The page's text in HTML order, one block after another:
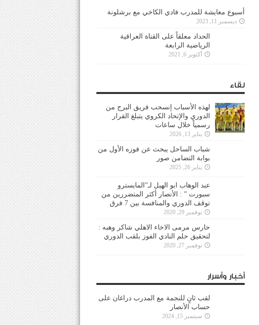
أسبوع معايشة للمدرب فادي الكاخي مع برشلونة
ديسمبر 11, 2023
الحداد معلقاً على القناة العراقية
الرياضية الرابعة
أكتوبر 6, 2021
لقاء
لهذه الأسباب إنسحب فريق البرج من
الدوري والإتحاد الكروي يتبلغ القرار
رسمياً خلال ساعات
يناير 13, 2026
شباب الساحل يبحث عن فوزه الأول من
بوابة التضامن صور
يناير 26, 2025
عبد الوهاب ابو الهيل لـ”المايسترو
سبورت ” : الأنصار أكثر المتضررين من
توقف الدوري والمنافسة بين 7 فرق
نوفمبر 29, 2020
حارس مرمى الاخاء الاهلي شاكر وهبه :
لتحقيق حلم النادي الفوز بلقب الدوري
نوفمبر 27, 2020
أخبار وأسرار
لقب ثانٍ للنجمة مع المدرب دراغان على
حساب الأنصار
سبتمبر 15, 2024